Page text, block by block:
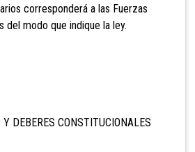
corresponderá a las Fuerzas
del modo que indique la ley.
DEBERES CONSTITUCIONALES